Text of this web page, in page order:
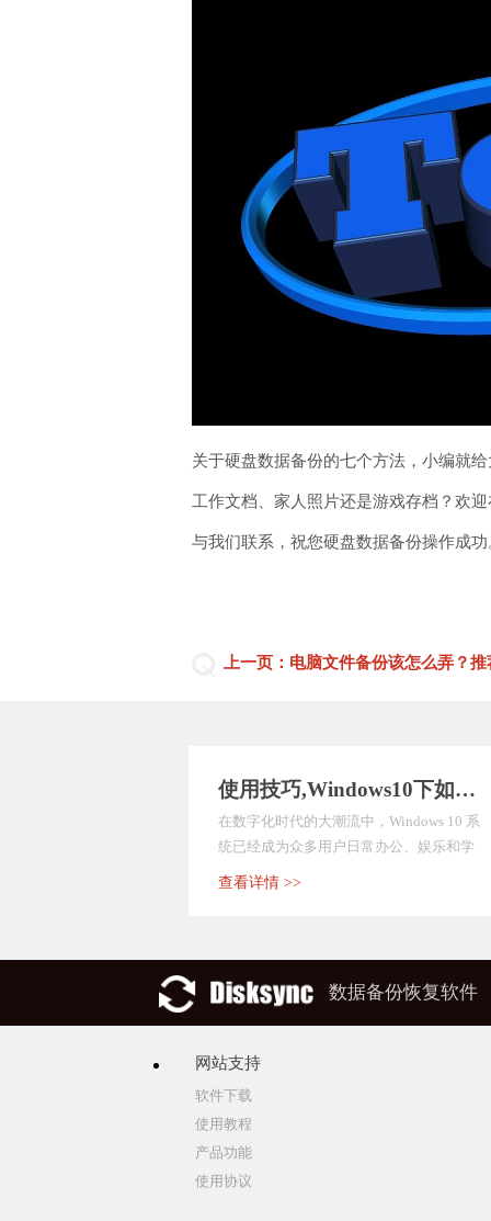
关于硬盘数据备份的七个方法，小编就
工作文档、家人照片还是游戏存档？欢
与我们联系，祝您硬盘数据备份操作成功
上一页：电脑文件备份该怎么弄？
使用技巧,Windows10下如何自动备份文件？推荐九种数据备份方式，值得深入了解！
在数字化时代的大潮流中，Windows 10 系
统已经成为众多用户日常办公、娱乐和学
习的首...
查看详情 >>
数据备份恢复软件
网站支持
软件下载
使用教程
产品功能
使用协议